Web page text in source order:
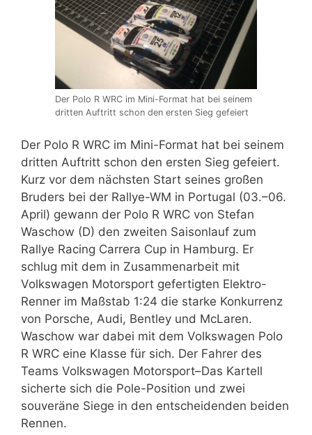
Der Polo R WRC im Mini-Format hat bei seinem
dritten Auftritt schon den ersten Sieg gefeiert
Der Polo R WRC im Mini-Format hat bei seinem
dritten Auftritt schon den ersten Sieg gefeiert.
Kurz vor dem nächsten Start seines großen
Bruders bei der Rallye-WM in Portugal (03.–06.
April) gewann der Polo R WRC von Stefan
Waschow (D) den zweiten Saisonlauf zum
Rallye Racing Carrera Cup in Hamburg. Er
schlug mit dem in Zusammenarbeit mit
Volkswagen Motorsport gefertigten Elektro-
Renner im Maßstab 1:24 die starke Konkurrenz
von Porsche, Audi, Bentley und McLaren.
Waschow war dabei mit dem Volkswagen Polo
R WRC eine Klasse für sich. Der Fahrer des
Teams Volkswagen Motorsport–Das Kartell
sicherte sich die Pole-Position und zwei
souveräne Siege in den entscheidenden beiden
Rennen.